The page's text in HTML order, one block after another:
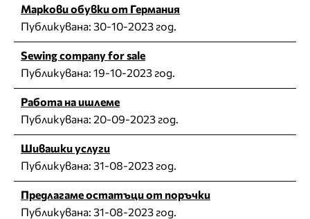
Маркови обувки от Германия
Публикувана: 30-10-2023 год.
Sewing company for sale
Публикувана: 19-10-2023 год.
Работа на ишлеме
Публикувана: 20-09-2023 год.
Шивашки услуги
Публикувана: 31-08-2023 год.
Предлагаме остатъци от поръчки
Публикувана: 31-08-2023 год.